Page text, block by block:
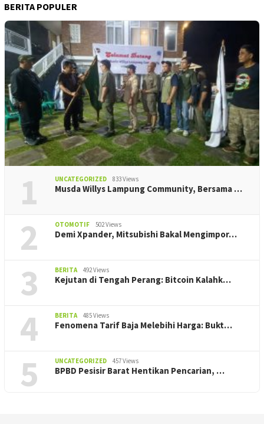
BERITA POPULER
1 UNCATEGORIZED 833 Views
Musda Willys Lampung Community, Bersama …
2 OTOMOTIF 502 Views
Demi Xpander, Mitsubishi Bakal Mengimpor…
3 BERITA 492 Views
Kejutan di Tengah Perang: Bitcoin Kalahk…
4 BERITA 485 Views
Fenomena Tarif Baja Melebihi Harga: Bukt…
5 UNCATEGORIZED 457 Views
BPBD Pesisir Barat Hentikan Pencarian, ‎…